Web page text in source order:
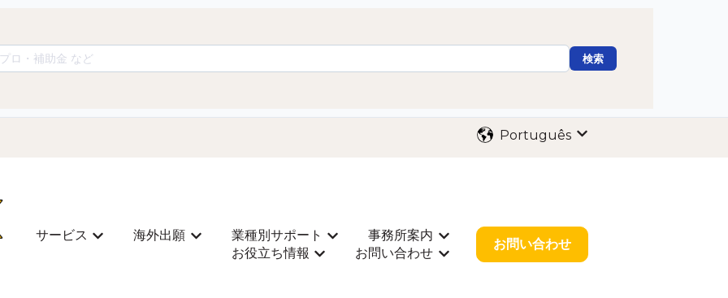
検索
Português
サービス
Mostrar submenu para サービス
海外出願
Mostrar submenu para 海外出願
業種別サポート
Mostrar submenu para 業種別サポート
事務所案内
Mostrar submenu para 事務所案内
お役立ち情報
Mostrar submenu para お役立ち情報
お問い合わせ
Mostrar submenu para お問い合わせ
お問い合わせ